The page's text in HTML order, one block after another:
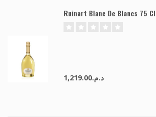
Ruinart Blanc De Blancs 75 Cl
د.م.1,219.00